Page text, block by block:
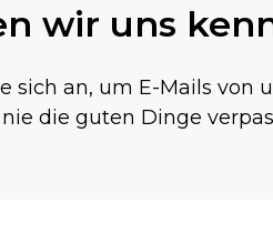
wir uns
sich an, um E-Mails von
die guten Dinge